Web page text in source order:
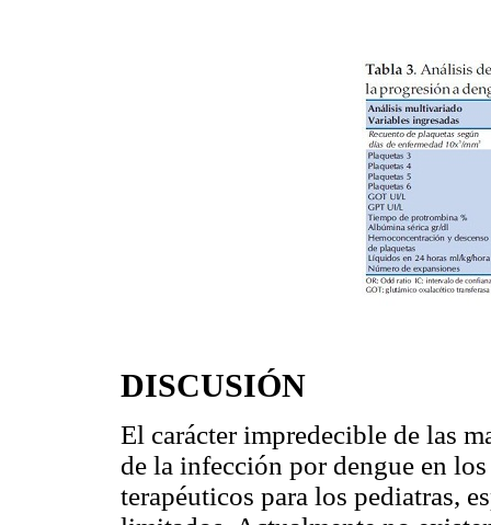
DISCUSIÓN
El carácter impredecible de las
de la infección por dengue en
terapéuticos para los pediatras,